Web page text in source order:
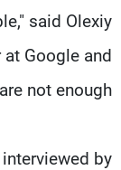
said Olexiy
Google and
not enough."
by